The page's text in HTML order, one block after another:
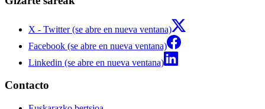
X - Twitter (se abre en nueva ventana)
Facebook (se abre en nueva ventana)
Linkedin (se abre en nueva ventana)
Contacto